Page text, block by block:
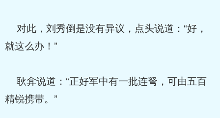
对此，刘秀倒是没有异议，点头说道：“好，
就这么办！”
耿弇说道：“正好军中有一批连弩，可由五百
精锐携带。”